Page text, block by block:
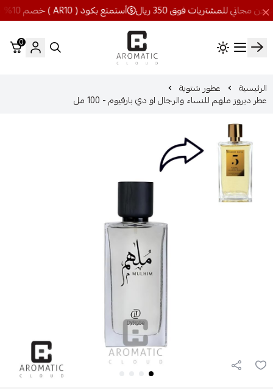
أستمتع بكود ( AR10 ) خصم 10% شحن مجاني للمشتريات فوق 350 ريال
اروماتيك كلاود
0
الرئيسية عطور شتوية
عطر ديروز ملهم للنساء والرجال او دي بارفيوم - 100 مل